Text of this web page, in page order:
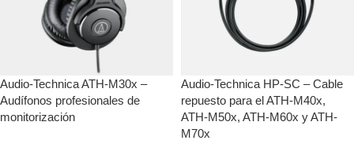
Audio-Technica ATH-M30x –
Audífonos profesionales de
monitorización
Audio-Technica HP-SC – Cable
repuesto para el ATH-M40x,
ATH-M50x, ATH-M60x y ATH-
M70x